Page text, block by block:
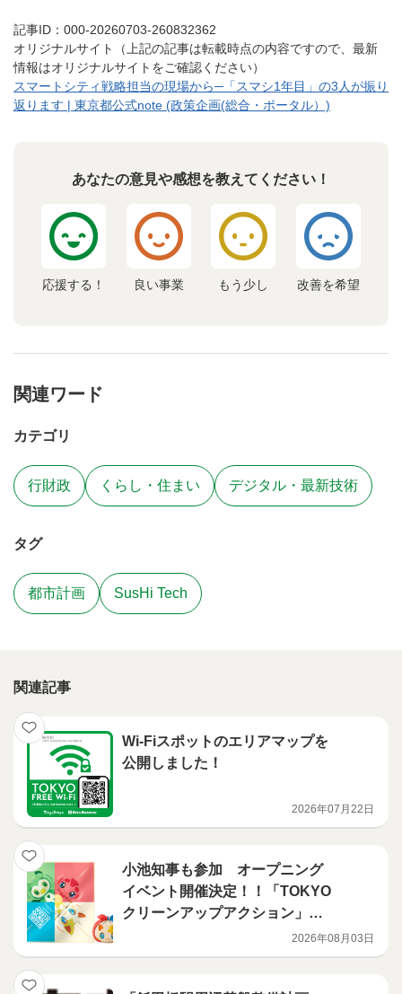
記事ID：000-20260703-260832362
オリジナルサイト（上記の記事は転載時点の内容ですので、最新
情報はオリジナルサイトをご確認ください）
スマートシティ戦略担当の現場から─「スマシ1年目」の3人が振り
返ります | 東京都公式note (政策企画(総合・ポータル）)
あなたの意見や感想を教えてください！
応援する！ 良い事業 もう少し 改善を希望
関連ワード
カテゴリ
行財政 くらし・住まい デジタル・最新技術
タグ
都市計画 SusHi Tech
関連記事
Wi-Fiスポットのエリアマップを
公開しました！
2026年07月22日
小池知事も参加 オープニング
イベント開催決定！！「TOKYO
クリーンアップアクション」オ
ープニングイベント・広報展開
のお知らせ
2026年08月03日